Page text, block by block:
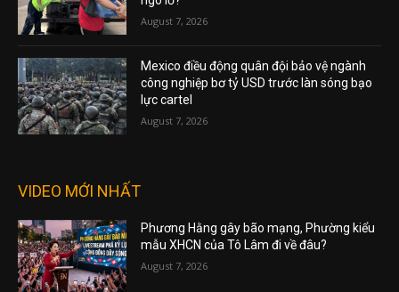
August 7, 2026
Mexico điều động quân đội bảo vệ ngành
công nghiệp bơ tỷ USD trước làn sóng bạo
lực cartel
August 7, 2026
VIDEO MỚI NHẤT
Phương Hằng gây bão mạng, Phường kiểu
mẫu XHCN của Tô Lâm đi về đâu?
August 7, 2026